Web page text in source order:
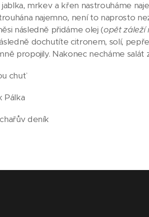
jablka, mrkev a křen nastrouháme
najemno, není to naprosto
následně přidáme olej (opět záleží
dochutíte citronem, solí,
propojily. Nakonec necháme
chuť
Pálka
deník